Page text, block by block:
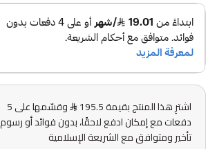
اشترِ هذا المنتج بقيمة 195.5
وقسّمها على 5
دفعات مع إمكان ادفع لاحقًا، بدون فوائد أو رسوم
تأخير ومتوافق مع الشريعة الإسلامية